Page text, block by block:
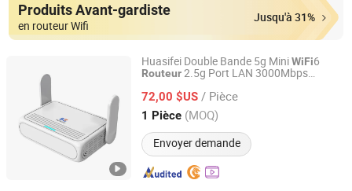
Produits Avant-gardiste
en routeur Wifi
Jusqu'à 31%
Huasifei Double Bande 5g MiniWiFi6
Routeur2.5g Port LAN 3000Mbps
72,00 $US / Pièce
1 Pièce (MOQ)
Envoyer demande
Shenzhen Huasifei Technology Co., Ltd.
Guangdong, China Depuis 2023